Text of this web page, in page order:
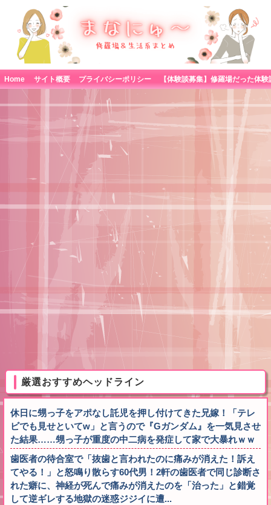
Home サイト概要 プライバシーポリシー
厳選おすすめヘッドライン
休日に甥っ子をアポなし託児を押し付けてきた兄嫁！「テレ
ビでも見せといてw」と言うので『Gガンダム』を一気見させ
た結果……甥っ子が重度の中二病を発症して家で大暴れｗｗ
歯医者の待合室で「抜歯と言われたのに痛みが消えた！訴え
てやる！」と怒鳴り散らす60代男！2軒の歯医者で同じ診断さ
れた癖に、神経が死んで痛みが消えたのを「治った」と錯覚
して逆ギレする地獄の迷惑ジジイに遭...